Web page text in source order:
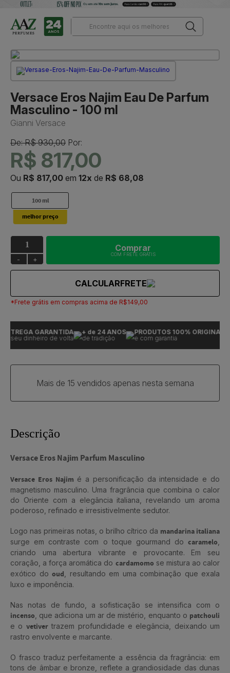
Versace Eros Najim Eau De Parfum
Masculino - 100 ml
Gianni Versace
De: R$ 930,00 Por:
R$ 817,00
Ou R$ 817,00 em 12x de R$ 68,08
100 ml
- +
Comprar
COM FRETE GRÁTIS
CALCULARFRETE
*Frete grátis em compras acima de R$149,00
GARANTIDA
seu dinheiro de volta
+ de 24 ANOS
de tradição
PRODUTOS 100% ORIGINAIS
e com garantia
Mais de 15 vendidos apenas nesta semana
Descrição
Versace Eros Najim Parfum Masculino
Versace Eros Najim é a personificação da intensidade e do
magnetismo masculino. Uma fragrância que combina o calor
do Oriente com a elegância italiana, revelando um aroma
poderoso, refinado e irresistivelmente sedutor.
Logo nas primeiras notas, o brilho cítrico da mandarina italiana
surge em contraste com o toque gourmand do caramelo,
criando uma abertura vibrante e provocante. Em seu
coração, a força aromática do cardamomo se mistura ao calor
exótico do oud, resultando em uma combinação que exala
luxo e imponência.
Nas notas de fundo, a sofisticação se intensifica com o
incenso, que adiciona um ar de mistério, enquanto o patchouli
e o vetivertrazem profundidade e elegância, deixando um
rastro envolvente e marcante.
O frasco traduz perfeitamente a essência da fragrância: em
tons de âmbar e bronze, reflete a grandiosidade das dunas